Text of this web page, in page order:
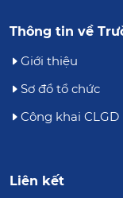
Thông tin về
Giới thiệu
Sơ đồ tổ chức
Công khai CLGD
Liên kết